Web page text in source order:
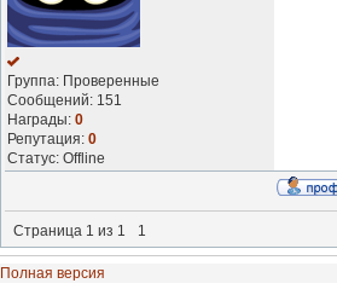
Группа: Проверенные
Сообщений: 151
Награды: 0
Репутация: 0
Статус: Offline
Страница 1 из 1 1
Полная версия